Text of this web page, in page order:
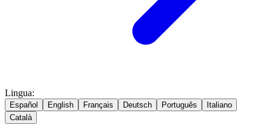
Lingua:
Español English Français Deutsch Português
Italiano
Català